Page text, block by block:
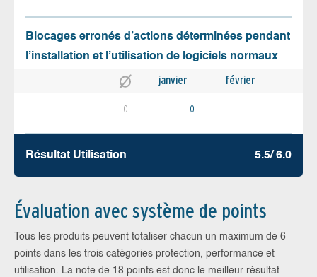
Blocages erronés d’actions déterminées pendant
l’installation et l’utilisation de logiciels normaux
janvier février
0 0
Résultat Utilisation 5.5/ 6.0
Évaluation avec système de points
Tous les produits peuvent totaliser chacun un maximum de 6
points dans les trois catégories protection, performance et
utilisation. La note de 18 points est donc le meilleur résultat